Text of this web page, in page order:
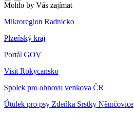
Mohlo by Vás zajímat
Mikroregion Radnicko
Plzeňský kraj
Portál GOV
Visit Rokycansko
Spolek pro obnovu venkova ČR
Útulek pro psy Zdeňka Srstky Němčovice